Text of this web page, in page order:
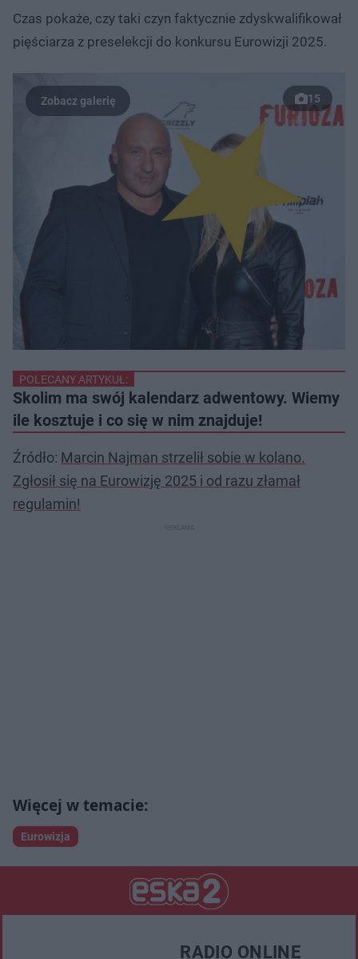
Czas pokaże, czy taki czyn faktycznie zdyskwalifikował
pięściarza z preselekcji do konkursu Eurowizji 2025.
15
POLECANY ARTYKUŁ:
Skolim ma swój kalendarz adwentowy. Wiemy
ile kosztuje i co się w nim znajduje!
Źródło: Marcin Najman strzelił sobie w kolano.
Zgłosił się na Eurowizję 2025 i od razu złamał
regulamin!
Eurowizja
RADIO ONLINE